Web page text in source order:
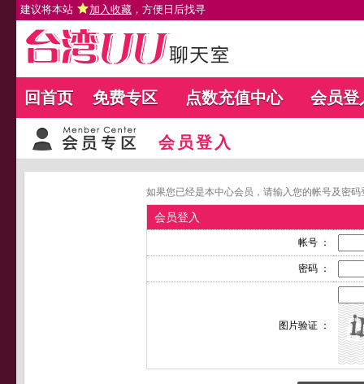
建议将本站 加入收藏 ，方便日后找寻
回首页 免费专区 点数充值中心 会员登
会员登入
如果您已经是本中心会员，请输入您的帐号及密
会员登入
帐号 ：
密码 ：
图片验证 ：